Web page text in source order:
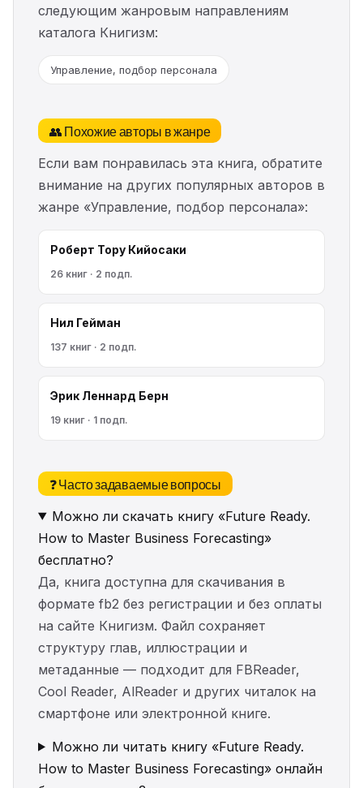
следующим жанровым направлениям
каталога Книгизм:
Управление, подбор персонала
👥 Похожие авторы в жанре
Если вам понравилась эта книга, обратите
внимание на других популярных авторов в
жанре «Управление, подбор персонала»:
Роберт Тору Кийосаки
26 книг · 2 подп.
Нил Гейман
137 книг · 2 подп.
Эрик Леннард Берн
19 книг · 1 подп.
❓ Часто задаваемые вопросы
Можно ли скачать книгу «Future Ready.
How to Master Business Forecasting»
бесплатно?
Да, книга доступна для скачивания в
формате fb2 без регистрации и без оплаты
на сайте Книгизм. Файл сохраняет
структуру глав, иллюстрации и
метаданные — подходит для FBReader,
Cool Reader, AlReader и других читалок на
смартфоне или электронной книге.
Можно ли читать книгу «Future Ready.
How to Master Business Forecasting» онлайн